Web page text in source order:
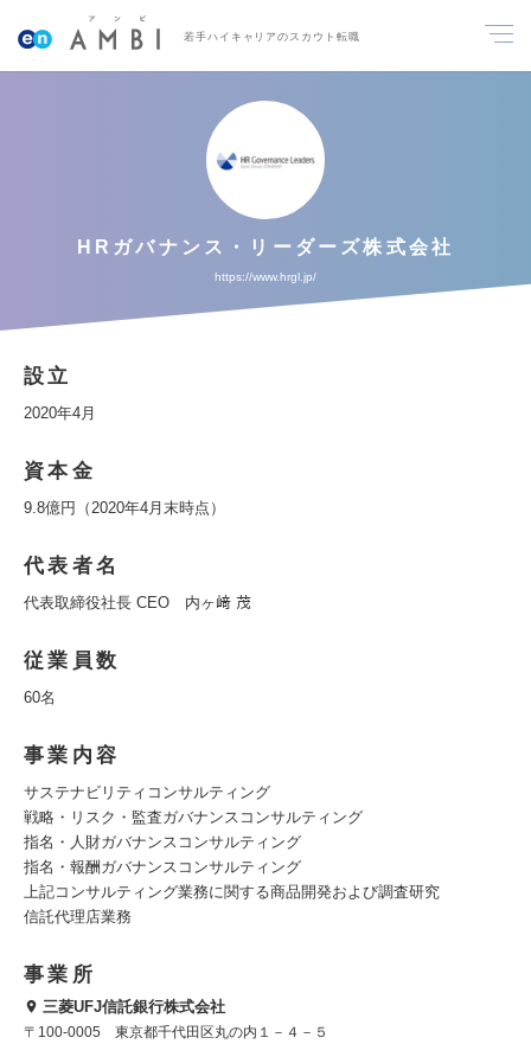
若手ハイキャリアのスカウト転職
HRガバナンス・リーダーズ株式会社
https://www.hrgl.jp/
設立
2020年4月
資本金
9.8億円（2020年4月末時点）
代表者名
代表取締役社長 CEO 内ヶ﨑 茂
従業員数
60名
事業内容
サステナビリティコンサルティング
戦略・リスク・監査ガバナンスコンサルティング
指名・人財ガバナンスコンサルティング
指名・報酬ガバナンスコンサルティング
上記コンサルティング業務に関する商品開発および調査研究
信託代理店業務
事業所
三菱UFJ信託銀行株式会社
〒100-0005 東京都千代田区丸の内１－４－５